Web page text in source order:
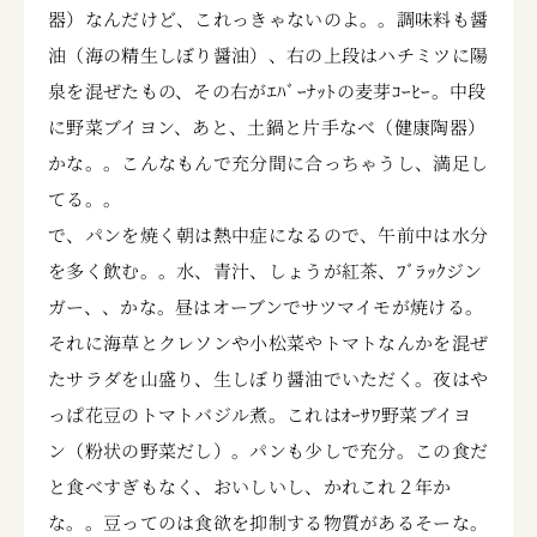
器）なんだけど、これっきゃないのよ。。調味料も醤
油（海の精生しぼり醤油）、右の上段はハチミツに陽
泉を混ぜたもの、その右がｴﾊﾞｰﾅｯﾄの麦芽ｺｰﾋｰ。中段
に野菜ブイヨン、あと、土鍋と片手なべ（健康陶器）
かな。。こんなもんで充分間に合っちゃうし、満足し
てる。。
で、パンを焼く朝は熱中症になるので、午前中は水分
を多く飲む。。水、青汁、しょうが紅茶、ﾌﾞﾗｯｸジン
ガー、、かな。昼はオーブンでサツマイモが焼ける。
それに海草とクレソンや小松菜やトマトなんかを混ぜ
たサラダを山盛り、生しぼり醤油でいただく。夜はや
っぱ花豆のトマトバジル煮。これはｵｰｻﾜ野菜ブイヨ
ン（粉状の野菜だし）。パンも少しで充分。この食だ
と食べすぎもなく、おいしいし、かれこれ２年か
な。。豆ってのは食欲を抑制する物質があるそーな。